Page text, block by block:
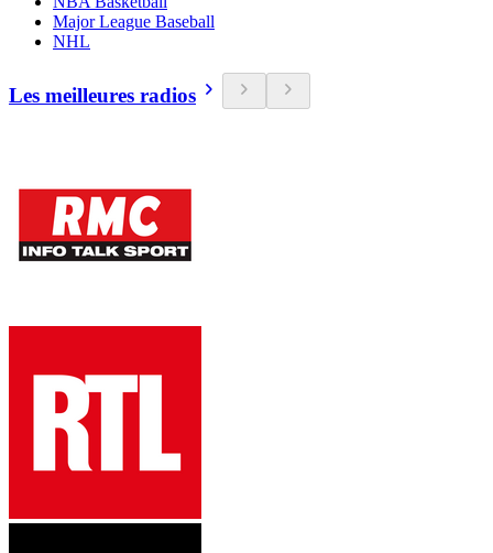
Major League Baseball
NHL
Les meilleures radios